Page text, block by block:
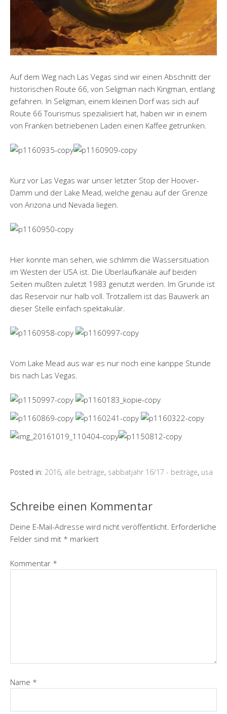
Auf dem Weg nach Las Vegas sind wir einen Abschnitt der
historischen Route 66, von Seligman nach Kingman, entlang
gefahren. In Seligman, einem kleinen Dorf was sich auf
Route 66 Tourismus spezialisiert hat, haben wir in einem
von Franken betriebenen Laden einen Kaffee getrunken.
Kurz vor Las Vegas war unser letzter Stop der Hoover-
Damm und der Lake Mead, welche genau auf der Grenze
von Arizona und Nevada liegen.
Hier konnte man sehen, wie schlimm die Wassersituation
im Westen der USA ist. Die Überlaufkanäle auf beiden
Seiten mußten zuletzt 1983 genutzt werden. Im Grunde ist
das Reservoir nur halb voll. Trotzallem ist das Bauwerk an
dieser Stelle einfach spektakulär.
Vom Lake Mead aus war es nur noch eine kanppe Stunde
bis nach Las Vegas.
Posted in: 2016, alle beiträge, sabbatjahr 16/17 - beiträge, usa
Schreibe einen Kommentar
Deine E-Mail-Adresse wird nicht veröffentlicht. Erforderliche
Felder sind mit * markiert
Kommentar *
Name *